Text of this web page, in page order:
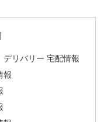
リバリー 宅配情報
報